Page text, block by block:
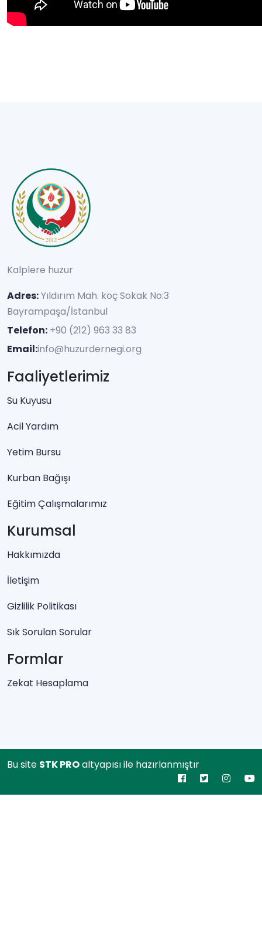
Kalplere huzur
Adres:Yıldırım Mah. koç Sokak No:3
Bayrampaşa/İstanbul
Telefon: +90 (212) 963 33 83
Email:info@huzurdernegi.org
Faaliyetlerimiz
Su Kuyusu
Acil Yardım
Yetim Bursu
Kurban Bağışı
Eğitim Çalışmalarımız
Kurumsal
Hakkımızda
İletişim
Gizlilik Politikası
Sık Sorulan Sorular
Formlar
Zekat Hesaplama
Bu site STK PROaltyapısı ile hazırlanmıştır